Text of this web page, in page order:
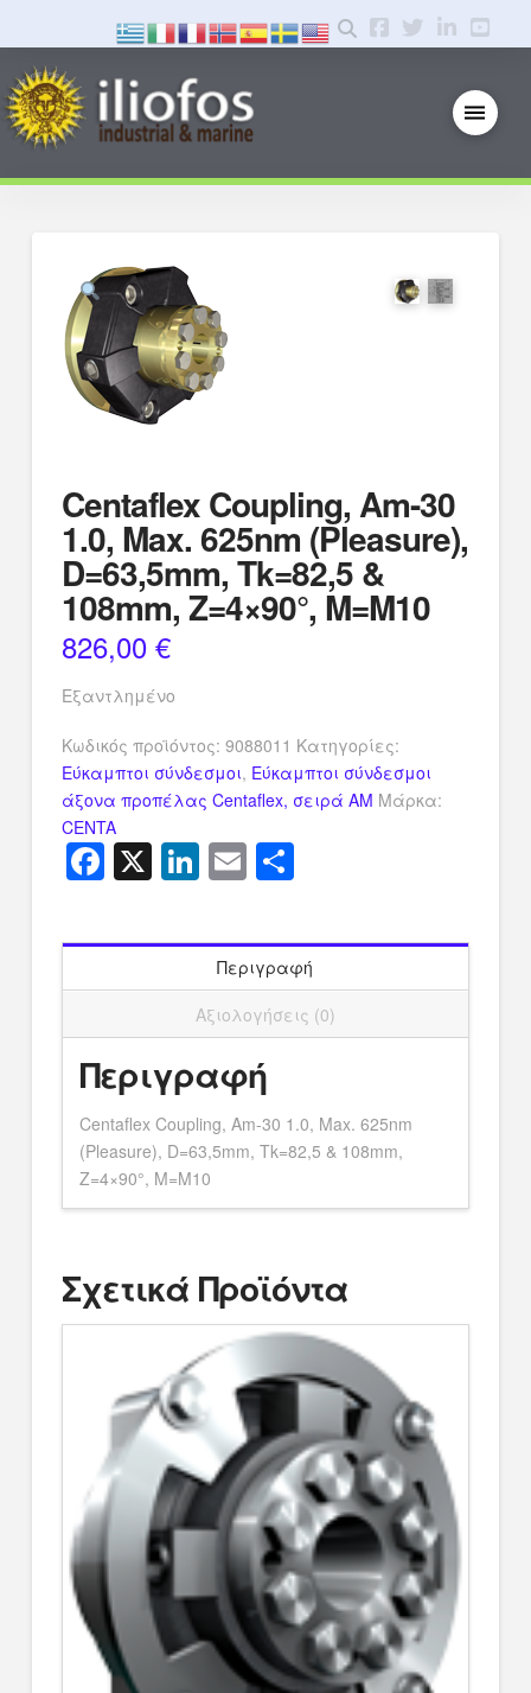
Centaflex Coupling, Am-30
1.0, Max. 625nm (Pleasure),
D=63,5mm, Tk=82,5 &
108mm, Z=4×90°, M=M10
826,00 €
Εξαντλημένο
Κωδικός προϊόντος: 9088011 Κατηγορίες:
Εύκαμπτοι σύνδεσμοι, Εύκαμπτοι σύνδεσμοι
άξονα προπέλας Centaflex, σειρά AM Μάρκα:
CENTA
Facebook
X LinkedIn
Email
Περιγραφή
Αξιολογήσεις (0)
Περιγραφή
Centaflex Coupling, Am-30 1.0, Max. 625nm
(Pleasure), D=63,5mm, Tk=82,5 & 108mm,
Z=4×90°, M=M10
Σχετικά Προϊόντα